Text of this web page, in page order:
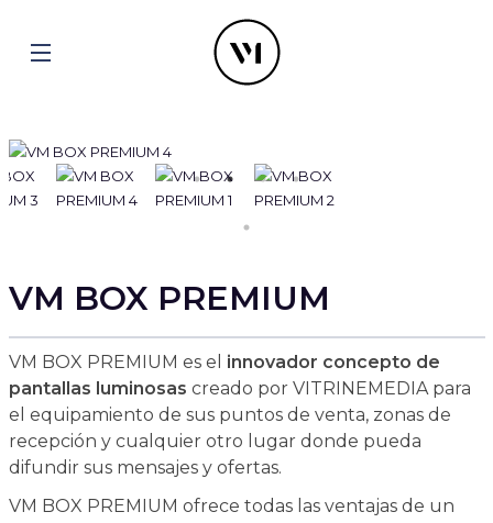
VM BOX PREMIUM
VM BOX PREMIUM es el innovador concepto de
pantallas luminosas creado por VITRINEMEDIA para
el equipamiento de sus puntos de venta, zonas de
recepción y cualquier otro lugar donde pueda
difundir sus mensajes y ofertas.
VM BOX PREMIUM ofrece todas las ventajas de un